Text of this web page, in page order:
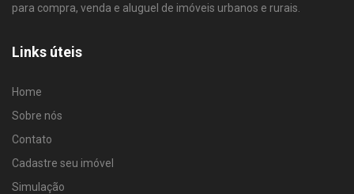
para compra, venda e aluguel de imóveis urbanos e rurais.
Links úteis
Home
Sobre nós
Contato
Cadastre seu imóvel
Simulação